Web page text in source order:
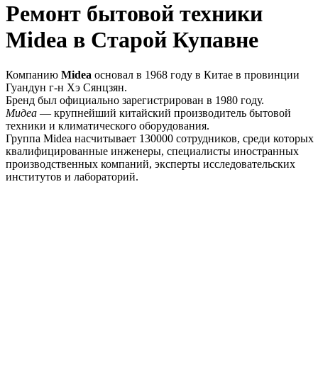
Ремонт бытовой техники
Midea в Старой Купавне
Компанию Midea основал в 1968 году в Китае в провинции
Гуандун г-н Хэ Сянцзян.
Бренд был официально зарегистрирован в 1980 году.
Мидеа — крупнейший китайский производитель бытовой
техники и климатического оборудования.
Группа Midea насчитывает 130000 сотрудников, среди которых
квалифицированные инженеры, специалисты иностранных
производственных компаний, эксперты исследовательских
институтов и лабораторий.